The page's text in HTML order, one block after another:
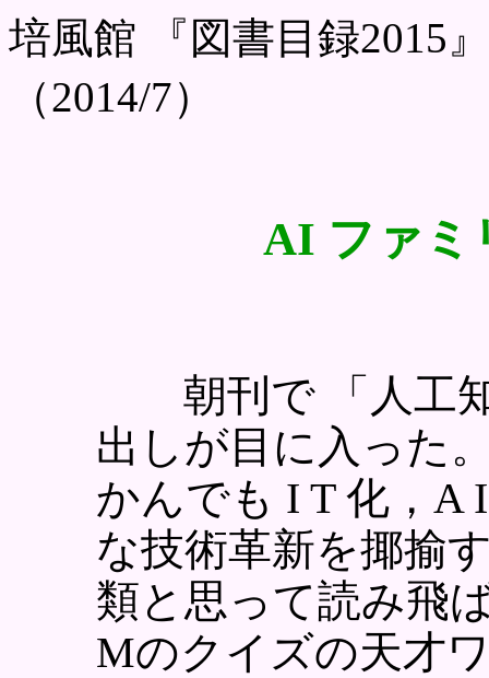
培風館 『図書目録
（2014/7）
AI ファミ
朝刊で 「人工知
出しが目に入った
かんでも I T 化，A
な技術革新を揶揄
類と思って読み飛
Mのクイズの天才